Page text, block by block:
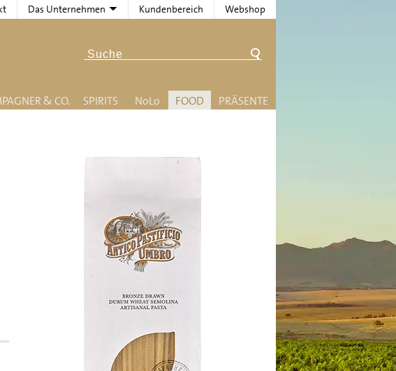
Das Unternehmen Kundenbereich Webshop
& CO. SPIRITS NoLo FOOD PRÄSENTE